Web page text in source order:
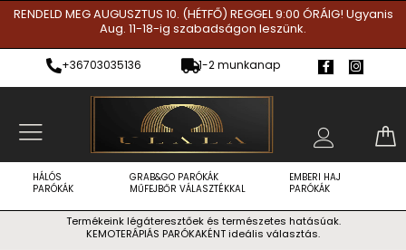
Skip
content
RENDELD MEG AUGUSZTUS 10. (HÉTFŐ) REGGEL 9:00 ÓRÁIG! Ugyanis
Aug. 11-18-ig szabadságon leszünk.
+36703035136 1-2 munkanap
F
a
c
o
k
I
n
s
HÁLÓS
PARÓKÁK
GRAB&GO PARÓKÁK
MŰFEJBŐR VÁLASZTÉKKAL
EMBERI HAJ
PARÓKÁK
Termékeink légáteresztőek és természetes hatásúak.
KEMOTERÁPIÁS PARÓKAKÉNT ideális választás.